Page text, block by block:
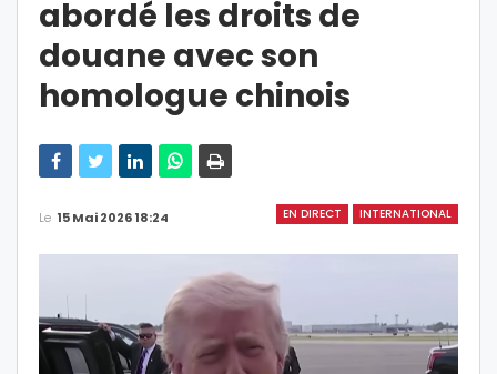
abordé les droits de
douane avec son
homologue chinois
EN DIRECT INTERNATIONAL
Le 15 Mai 2026 18:24